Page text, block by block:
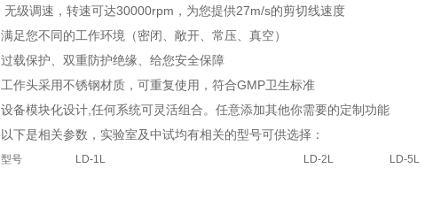
无级调速，转速可达30000rpm，为您提供27m/s的剪切线速度
满足您不同的工作环境（密闭、敞开、常压、真空）
过载保护、双重防护绝缘、给您安全保障
工作头采用不锈钢材质，可重复使用，符合GMP卫生标准
设备模块化设计,任何系统可灵活组合。任意添加其他你需要的定制功能
以下是相关参数，实验室及中试均有相关的型号可供选择：
型号 LD-1L LD-2L LD-5L